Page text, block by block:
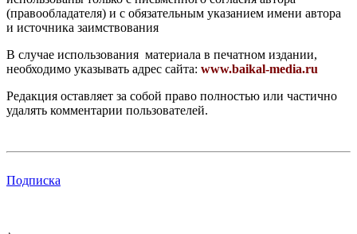
(правообладателя) и с обязательным указанием имени автора
и источника заимствования
В случае использования материала в печатном издании,
необходимо указывать адрес сайта: www.baikal-media.ru
Редакция оставляет за собой право полностью или частично
удалять комментарии пользователей.
Подписка